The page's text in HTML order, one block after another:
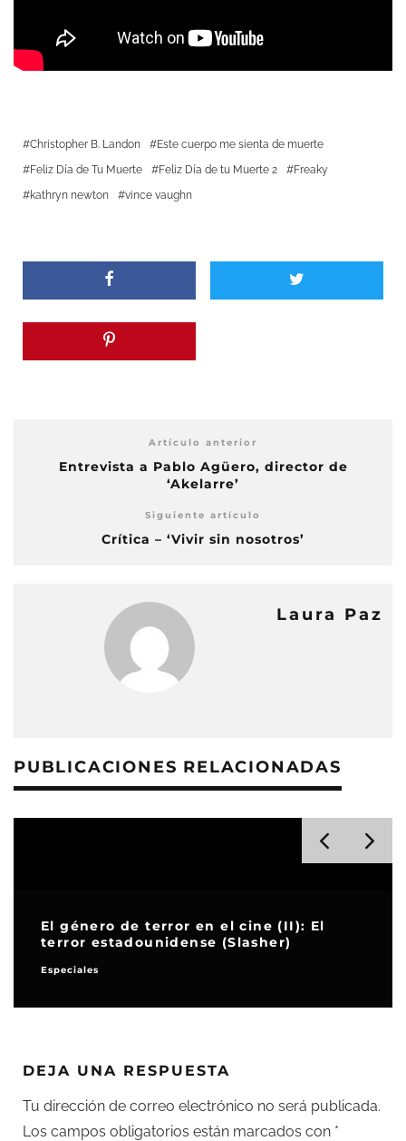
Christopher B. Landon
Este cuerpo me sienta de muerte
Feliz Día de Tu Muerte
Feliz Día de tu Muerte 2
Freaky
kathryn newton
vince vaughn
Artículo anterior
Entrevista a Pablo Agüero, director de
‘Akelarre’
Siguiente artículo
Crítica – ‘Vivir sin nosotros’
Laura Paz
PUBLICACIONES RELACIONADAS
El género de terror en el cine (II): El
terror estadounidense (Slasher)
Especiales
DEJA UNA RESPUESTA
Tu dirección de correo electrónico no será publicada.
Los campos obligatorios están marcados con *